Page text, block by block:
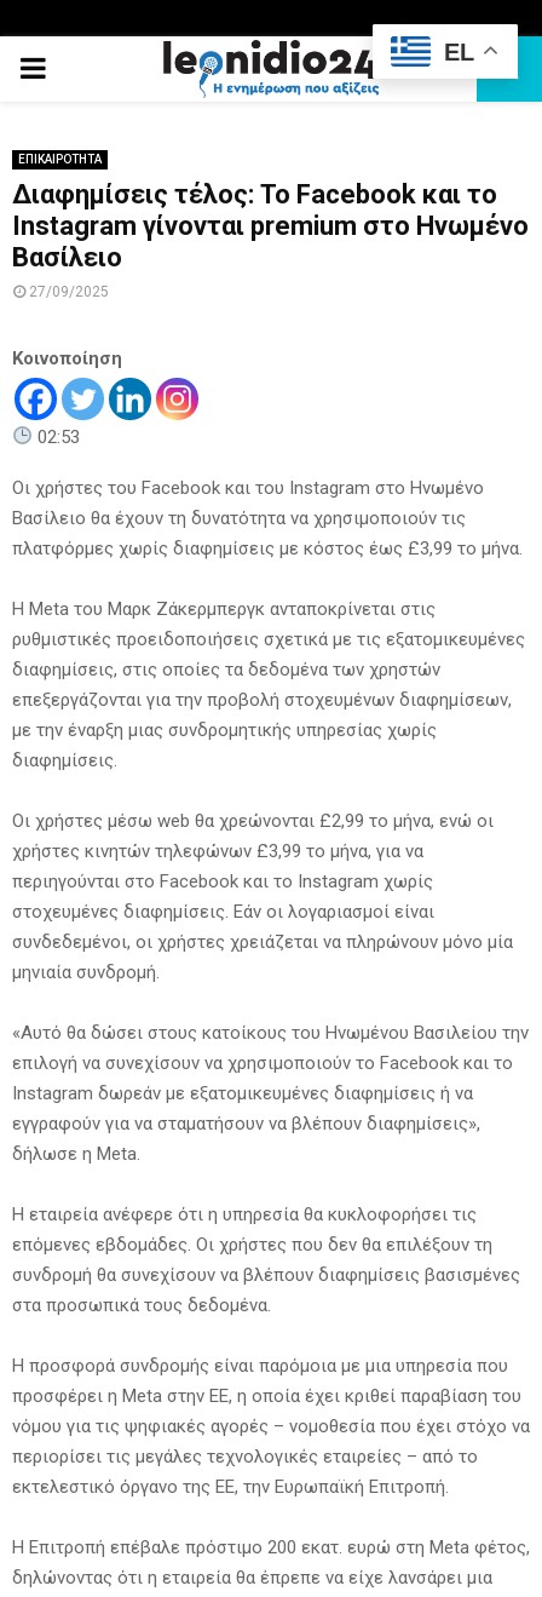
PRIMARY
ΕΠΙΚΑΙΡΟΤΗΤΑ
Διαφημίσεις τέλος: Το Facebook και το
Instagram γίνονται premium στο Ηνωμένο
Βασίλειο
27/09/2025
Κοινοποίηση
02:53
Οι χρήστες του Facebook και του Instagram στο Ηνωμένο
Βασίλειο θα έχουν τη δυνατότητα να χρησιμοποιούν τις
πλατφόρμες χωρίς διαφημίσεις με κόστος έως £3,99 το μήνα.
Η Meta του Μαρκ Ζάκερμπεργκ ανταποκρίνεται στις
ρυθμιστικές προειδοποιήσεις σχετικά με τις εξατομικευμένες
διαφημίσεις, στις οποίες τα δεδομένα των χρηστών
επεξεργάζονται για την προβολή στοχευμένων διαφημίσεων,
με την έναρξη μιας συνδρομητικής υπηρεσίας χωρίς
διαφημίσεις.
Οι χρήστες μέσω web θα χρεώνονται £2,99 το μήνα, ενώ οι
χρήστες κινητών τηλεφώνων £3,99 το μήνα, για να
περιηγούνται στο Facebook και το Instagram χωρίς
στοχευμένες διαφημίσεις. Εάν οι λογαριασμοί είναι
συνδεδεμένοι, οι χρήστες χρειάζεται να πληρώνουν μόνο μία
μηνιαία συνδρομή.
«Αυτό θα δώσει στους κατοίκους του Ηνωμένου Βασιλείου την
επιλογή να συνεχίσουν να χρησιμοποιούν το Facebook και το
Instagram δωρεάν με εξατομικευμένες διαφημίσεις ή να
εγγραφούν για να σταματήσουν να βλέπουν διαφημίσεις»,
δήλωσε η Meta.
Η εταιρεία ανέφερε ότι η υπηρεσία θα κυκλοφορήσει τις
επόμενες εβδομάδες. Οι χρήστες που δεν θα επιλέξουν τη
συνδρομή θα συνεχίσουν να βλέπουν διαφημίσεις βασισμένες
στα προσωπικά τους δεδομένα.
Η προσφορά συνδρομής είναι παρόμοια με μια υπηρεσία που
προσφέρει η Meta στην ΕΕ, η οποία έχει κριθεί παραβίαση του
νόμου για τις ψηφιακές αγορές – νομοθεσία που έχει στόχο να
περιορίσει τις μεγάλες τεχνολογικές εταιρείες – από το
εκτελεστικό όργανο της ΕΕ, την Ευρωπαϊκή Επιτροπή.
Η Επιτροπή επέβαλε πρόστιμο 200 εκατ. ευρώ στη Meta φέτος,
δηλώνοντας ότι η εταιρεία θα έπρεπε να είχε λανσάρει μια
EL